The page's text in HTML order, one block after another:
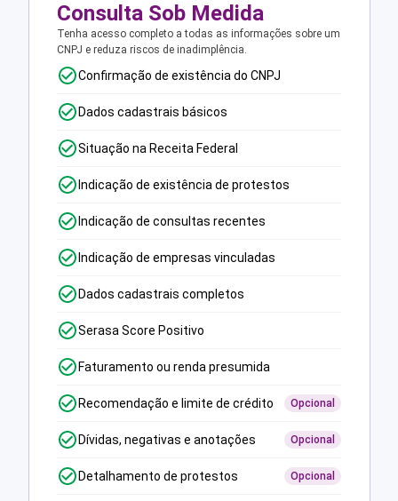
Consulta Sob Medida
Tenha acesso completo a todas as informações sobre um
CNPJ e reduza riscos de inadimplência.
Confirmação de existência do CNPJ
Dados cadastrais básicos
Situação na Receita Federal
Indicação de existência de protestos
Indicação de consultas recentes
Indicação de empresas vinculadas
Dados cadastrais completos
Serasa Score Positivo
Faturamento ou renda presumida
Recomendação e limite de crédito Opcional
Dívidas, negativas e anotações Opcional
Detalhamento de protestos Opcional